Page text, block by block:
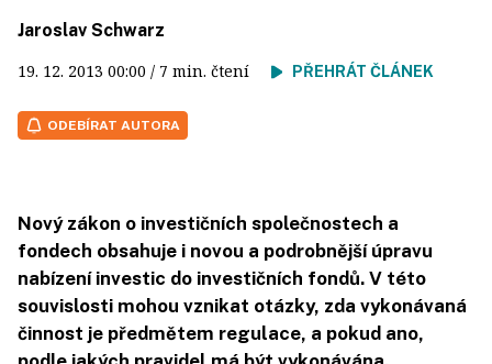
Jaroslav Schwarz
19. 12. 2013 00:00 / 7 min. čtení PŘEHRÁT ČLÁNEK
ODEBÍRAT AUTORA
Nový zákon o investičních společnostech a
fondech obsahuje i novou a podrobnější úpravu
nabízení investic do investičních fondů. V této
souvislosti mohou vznikat otázky, zda vykonávaná
činnost je předmětem regulace, a pokud ano,